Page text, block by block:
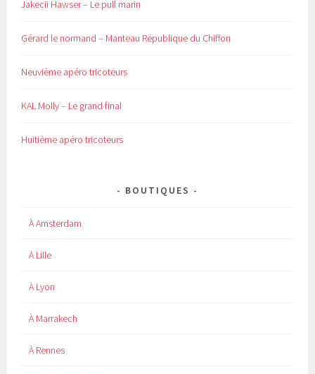
Jakecii Hawser – Le pull marin
Gérard le normand – Manteau République du Chiffon
Neuvième apéro tricoteurs
KAL Molly – Le grand final
Huitième apéro tricoteurs
BOUTIQUES
À Amsterdam
À Lille
À Lyon
À Marrakech
À Rennes